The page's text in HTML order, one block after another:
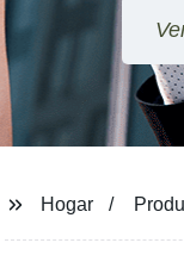
Hogar